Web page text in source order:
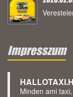
Impresszum
Minden ami